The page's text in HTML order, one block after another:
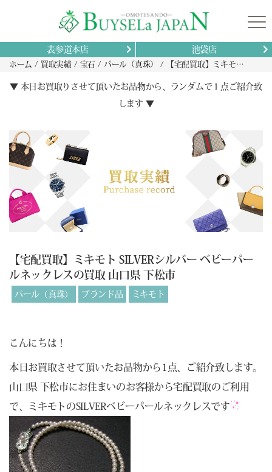
表参道本店 池袋店
ホーム 買取実績 宝石 パール（真珠） 【宅配買取】ミキモト SILVERシルバー ベビーパールネックレスの買取 山口県 下松市
▼ 本日お買取りさせて頂いたお品物から、ランダムで１点ご紹介致
します ▼
【宅配買取】ミキモト SILVERシルバー ベビーパー
ルネックレスの買取 山口県 下松市
パール（真珠） ブランド品 ミキモト
こんにちは！
本日お買取させて頂いたお品物から1点、ご紹介致します。
山口県 下松市にお住まいのお客様から宅配買取のご利用
で、ミキモトのSILVERベビーパールネックレスです